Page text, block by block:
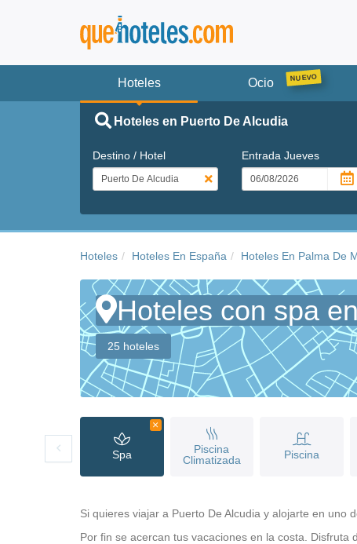
Hoteles Ocio
Hoteles en Puerto De Alcudia
Destino / Hotel Entrada Jueves
Hoteles Hoteles En España Hoteles En Palma De
Hoteles con spa
25 hoteles
Spa
Piscina
Climatizada
Piscina
Si quieres viajar a Puerto De Alcudia y alojarte en uno
Por fin se acercan tus vacaciones en la costa.